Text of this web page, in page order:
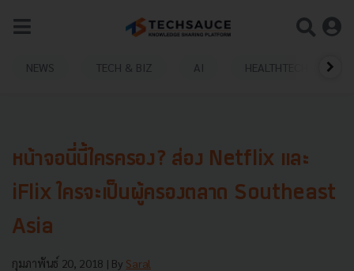
NEWS TECH & BIZ AI HEALTHTECH
หน้าจอนี่นี้ใครครอง? ส่อง Netflix และ
iFlix ใครจะเป็นผู้ครองตลาด Southeast
Asia
กุมภาพันธ์ 20, 2018 | By Saral